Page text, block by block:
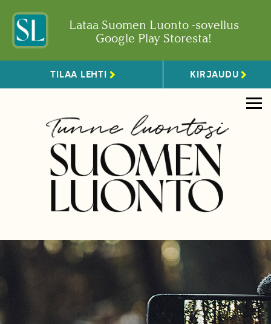
Lataa Suomen Luonto -sovellus
Google Play Storesta!
TILAA LEHTI KIRJAUDU